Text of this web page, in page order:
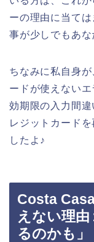
ーの理由に当て
事が少しでもあな
ちなみに私自身
ードが使えない
効期限の入力間
レジットカード
したよ♪
Costa
えない理
るのかも」